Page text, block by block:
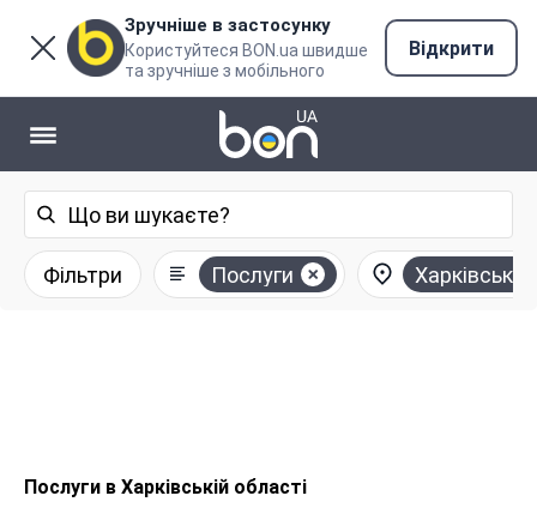
Зручніше в застосунку
Користуйтеся BON.ua швидше
та зручніше з мобільного
Відкрити
Фільтри Послуги Харківська
Послуги в Харківській області